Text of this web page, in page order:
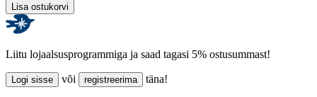
Lisa ostukorvi
Liitu lojaalsusprogrammiga ja saad tagasi 5% ostusummast!
Logi sisse või registreerima täna!